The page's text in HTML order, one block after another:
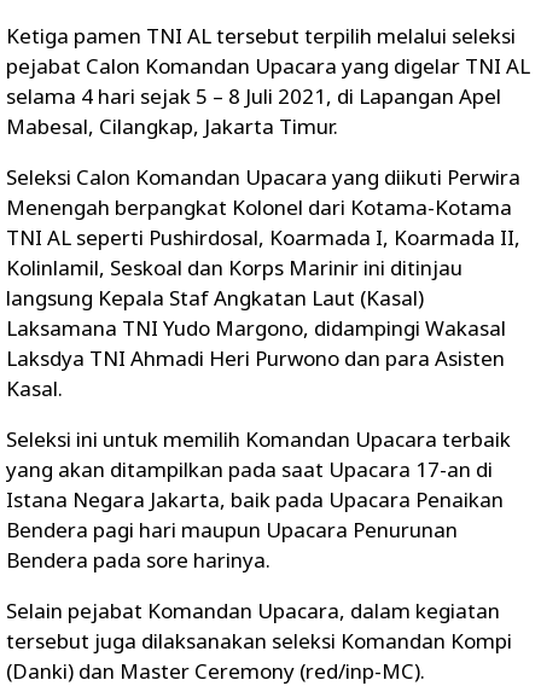
Ketiga pamen TNI AL tersebut terpilih melalui seleksi
pejabat Calon Komandan Upacara yang digelar TNI AL
selama 4 hari sejak 5 – 8 Juli 2021, di Lapangan Apel
Mabesal, Cilangkap, Jakarta Timur.
Seleksi Calon Komandan Upacara yang diikuti Perwira
Menengah berpangkat Kolonel dari Kotama-Kotama
TNI AL seperti Pushirdosal, Koarmada I, Koarmada II,
Kolinlamil, Seskoal dan Korps Marinir ini ditinjau
langsung Kepala Staf Angkatan Laut (Kasal)
Laksamana TNI Yudo Margono, didampingi Wakasal
Laksdya TNI Ahmadi Heri Purwono dan para Asisten
Kasal.
Seleksi ini untuk memilih Komandan Upacara terbaik
yang akan ditampilkan pada saat Upacara 17-an di
Istana Negara Jakarta, baik pada Upacara Penaikan
Bendera pagi hari maupun Upacara Penurunan
Bendera pada sore harinya.
Selain pejabat Komandan Upacara, dalam kegiatan
tersebut juga dilaksanakan seleksi Komandan Kompi
(Danki) dan Master Ceremony (red/inp-MC).